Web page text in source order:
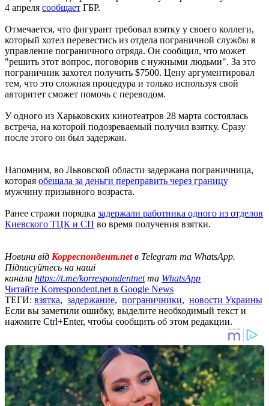
4 апреля сообщает ГБР.
Отмечается, что фигурант требовал взятку у своего коллеги,
который хотел перевестись из отдела пограничной службы в
управление пограничного отряда. Он сообщил, что может
"решить этот вопрос, поговорив с нужными людьми". За это
пограничник захотел получить $7500. Цену аргументировал
тем, что это сложная процедура и только используя свой
авторитет сможет помочь с переводом.
У одного из Харьковских кинотеатров 28 марта состоялась
встреча, на которой подозреваемый получил взятку. Сразу
после этого он был задержан.
Напомним, во Львовской области задержана пограничница,
которая обещала за деньги переправить через границу
мужчину призывного возраста.
Ранее стражи порядка задержали работника одного из отделов
Киевского ТЦК и СП во время получения взятки.
Новини від Корреспондент.netв Telegram та WhatsApp.
Підписуйтесь на наші
канали https://t.me/korrespondentnetта WhatsApp
Читайте Korrespondent.net в Google News
ТЕГИ: взятка, задержание, пограничники, новости Украины
Если вы заметили ошибку, выделите необходимый текст и
нажмите Ctrl+Enter, чтобы сообщить об этом редакции.